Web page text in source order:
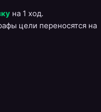
на 1 ход.
цели переносятся на